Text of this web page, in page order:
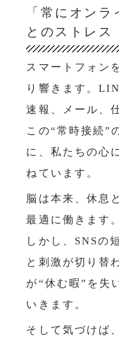
「常にオン
とのストレス
スマートフォン
り響きます。
速報、メール、
この“常時接続”
に、私たちの心
ねています。
脳は本来、休息
最適に働きます。
しかし、SNSの
と刺激が切り替
が“休む暇”を失
いきます。
そして気づけば